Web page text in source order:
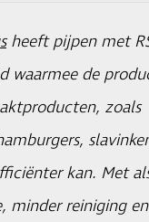
heeft pijpen met
waarmee de
zoals
kan. Met
minder reiniging